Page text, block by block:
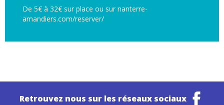
De 5€ à 32€ sur place ou sur nanterre-
amandiers.com/reserver/
Retrouvez nous sur les réseaux sociaux